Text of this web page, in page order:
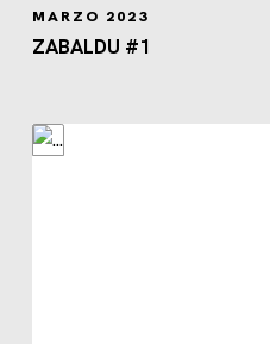
MARZO 2023
ZABALDU #1